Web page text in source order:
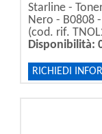
Starline -
Nero - B0808
(cod. rif.
Disponibilità:
RICHIEDI